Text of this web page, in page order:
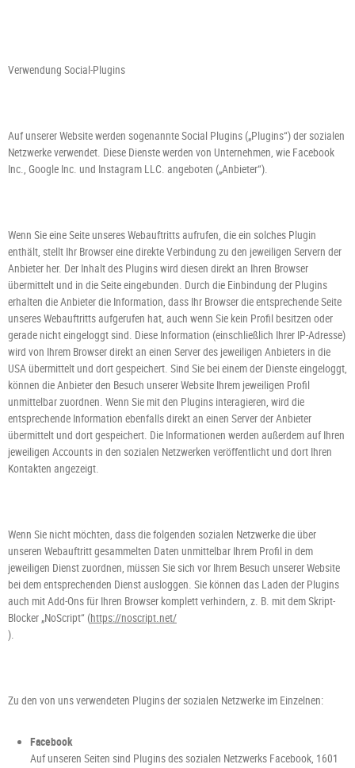
Verwendung Social-Plugins
Auf unserer Website werden sogenannte Social Plugins („Plugins“) der sozialen
Netzwerke verwendet. Diese Dienste werden von Unternehmen, wie Facebook
Inc., Google Inc. und Instagram LLC. angeboten („Anbieter“).
Wenn Sie eine Seite unseres Webauftritts aufrufen, die ein solches Plugin
enthält, stellt Ihr Browser eine direkte Verbindung zu den jeweiligen Servern der
Anbieter her. Der Inhalt des Plugins wird diesen direkt an Ihren Browser
übermittelt und in die Seite eingebunden. Durch die Einbindung der Plugins
erhalten die Anbieter die Information, dass Ihr Browser die entsprechende Seite
unseres Webauftritts aufgerufen hat, auch wenn Sie kein Profil besitzen oder
gerade nicht eingeloggt sind. Diese Information (einschließlich Ihrer IP-Adresse)
wird von Ihrem Browser direkt an einen Server des jeweiligen Anbieters in die
USA übermittelt und dort gespeichert. Sind Sie bei einem der Dienste eingeloggt,
können die Anbieter den Besuch unserer Website Ihrem jeweiligen Profil
unmittelbar zuordnen. Wenn Sie mit den Plugins interagieren, wird die
entsprechende Information ebenfalls direkt an einen Server der Anbieter
übermittelt und dort gespeichert. Die Informationen werden außerdem auf Ihren
jeweiligen Accounts in den sozialen Netzwerken veröffentlicht und dort Ihren
Kontakten angezeigt.
Wenn Sie nicht möchten, dass die folgenden sozialen Netzwerke die über
unseren Webauftritt gesammelten Daten unmittelbar Ihrem Profil in dem
jeweiligen Dienst zuordnen, müssen Sie sich vor Ihrem Besuch unserer Website
bei dem entsprechenden Dienst ausloggen. Sie können das Laden der Plugins
auch mit Add-Ons für Ihren Browser komplett verhindern, z. B. mit dem Skript-
Blocker „NoScript“ (https://noscript.net/
).
Zu den von uns verwendeten Plugins der sozialen Netzwerke im Einzelnen:
Facebook
Auf unseren Seiten sind Plugins des sozialen Netzwerks Facebook, 1601